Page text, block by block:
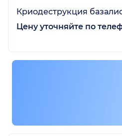
Криодеструкция
Цену уточняйте по